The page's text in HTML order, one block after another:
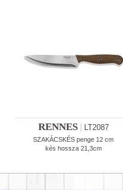
RENNES LT2087
SZAKÁCSKÉS penge 12 cm
kés hossza 21,3cm